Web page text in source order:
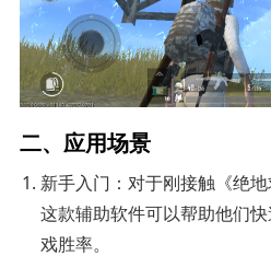
二、应用场景
新手入门：对于刚接触《绝
这款辅助软件可以帮助他们
戏胜率。